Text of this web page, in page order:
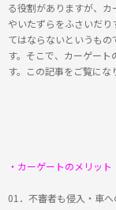
る役割がありますが、
やいたずらをふさいだり
てはならないというも
す。そこで、カーゲー
す。この記事をご覧にな
・カーゲートのメリット
01．不審者も侵入・車